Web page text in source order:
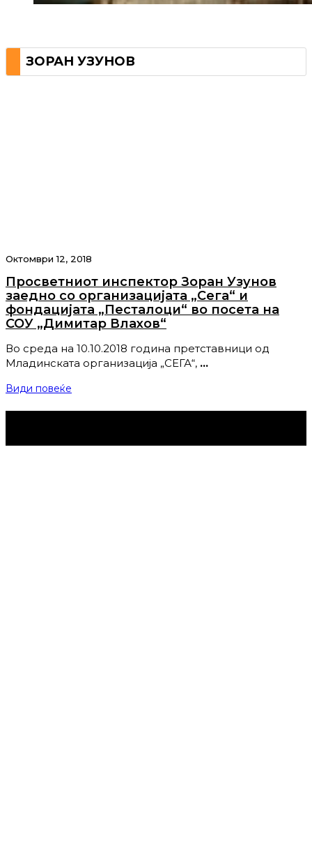
ЗОРАН УЗУНОВ
Октомври 12, 2018
Просветниот инспектор Зоран Узунов
заедно со организацијата „Сега“ и
фондацијата „Песталоци“ во посета на
СОУ „Димитар Влахов“
Во среда на 10.10.2018 година претставници од
Младинската организација „СЕГА“, …
Види повеќе